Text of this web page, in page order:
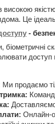
Це
-
біометричні
доступ
Ми продаємо
Доставляємо
Онлайн-